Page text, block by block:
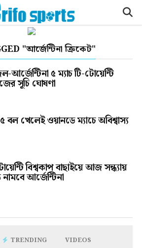
"আর্জেন্টিনা ক্রিকেট"
আর্জেন্টিনা ৫ ম্যাচ টি-টোয়েন্টি
সূচি ঘোষণা
৫ বল খেলেই ওয়ানডে ম্যাচে অবিশ্বাস্য
বিশ্বকাপ বাছাইয়ে আজ সন্ধ্যায়
নামবে আর্জেন্টিনা
TRENDING VIDEOS